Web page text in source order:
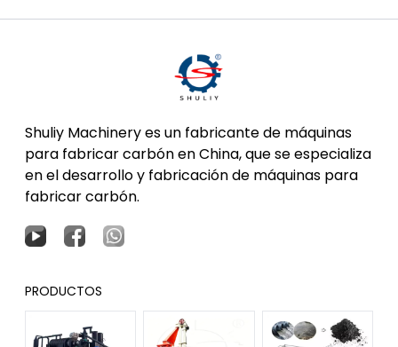
Shuliy Machinery es un fabricante de máquinas
para fabricar carbón en China, que se especializa
en el desarrollo y fabricación de máquinas para
fabricar carbón.
PRODUCTOS